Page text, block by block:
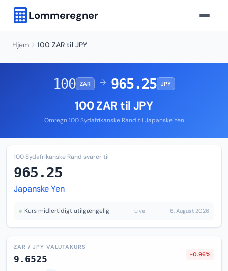
Lommeregner
Hjem 100 ZAR til JPY
100 ZAR → 965.25 JPY
100 ZAR til JPY
Omregn 100 Sydafrikanske Rand til Japanske Yen
100 Sydafrikanske Rand svarer til
965.25
Japanske Yen
Kurs midlertidigt utilgængelig Live 6. August 2026
ZAR / JPY VALUTAKURS
9.6525 -0.96%